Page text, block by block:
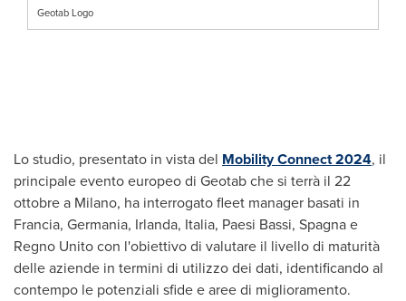
Geotab Logo
Lo studio, presentato in vista del Mobility Connect 2024, il
principale evento europeo di Geotab che si terrà il 22
ottobre a Milano, ha interrogato fleet manager basati in
Francia, Germania, Irlanda, Italia, Paesi Bassi, Spagna e
Regno Unito con l'obiettivo di valutare il livello di maturità
delle aziende in termini di utilizzo dei dati, identificando al
contempo le potenziali sfide e aree di miglioramento.